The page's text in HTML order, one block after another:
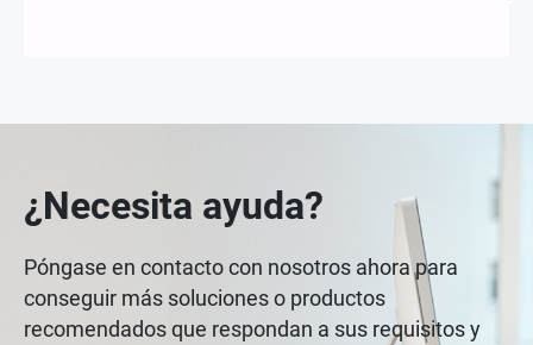
¿Necesita ayuda?
Póngase en contacto con nosotros ahora para
conseguir más soluciones o productos
recomendados que respondan a sus requisitos y